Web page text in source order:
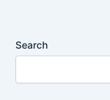
Search